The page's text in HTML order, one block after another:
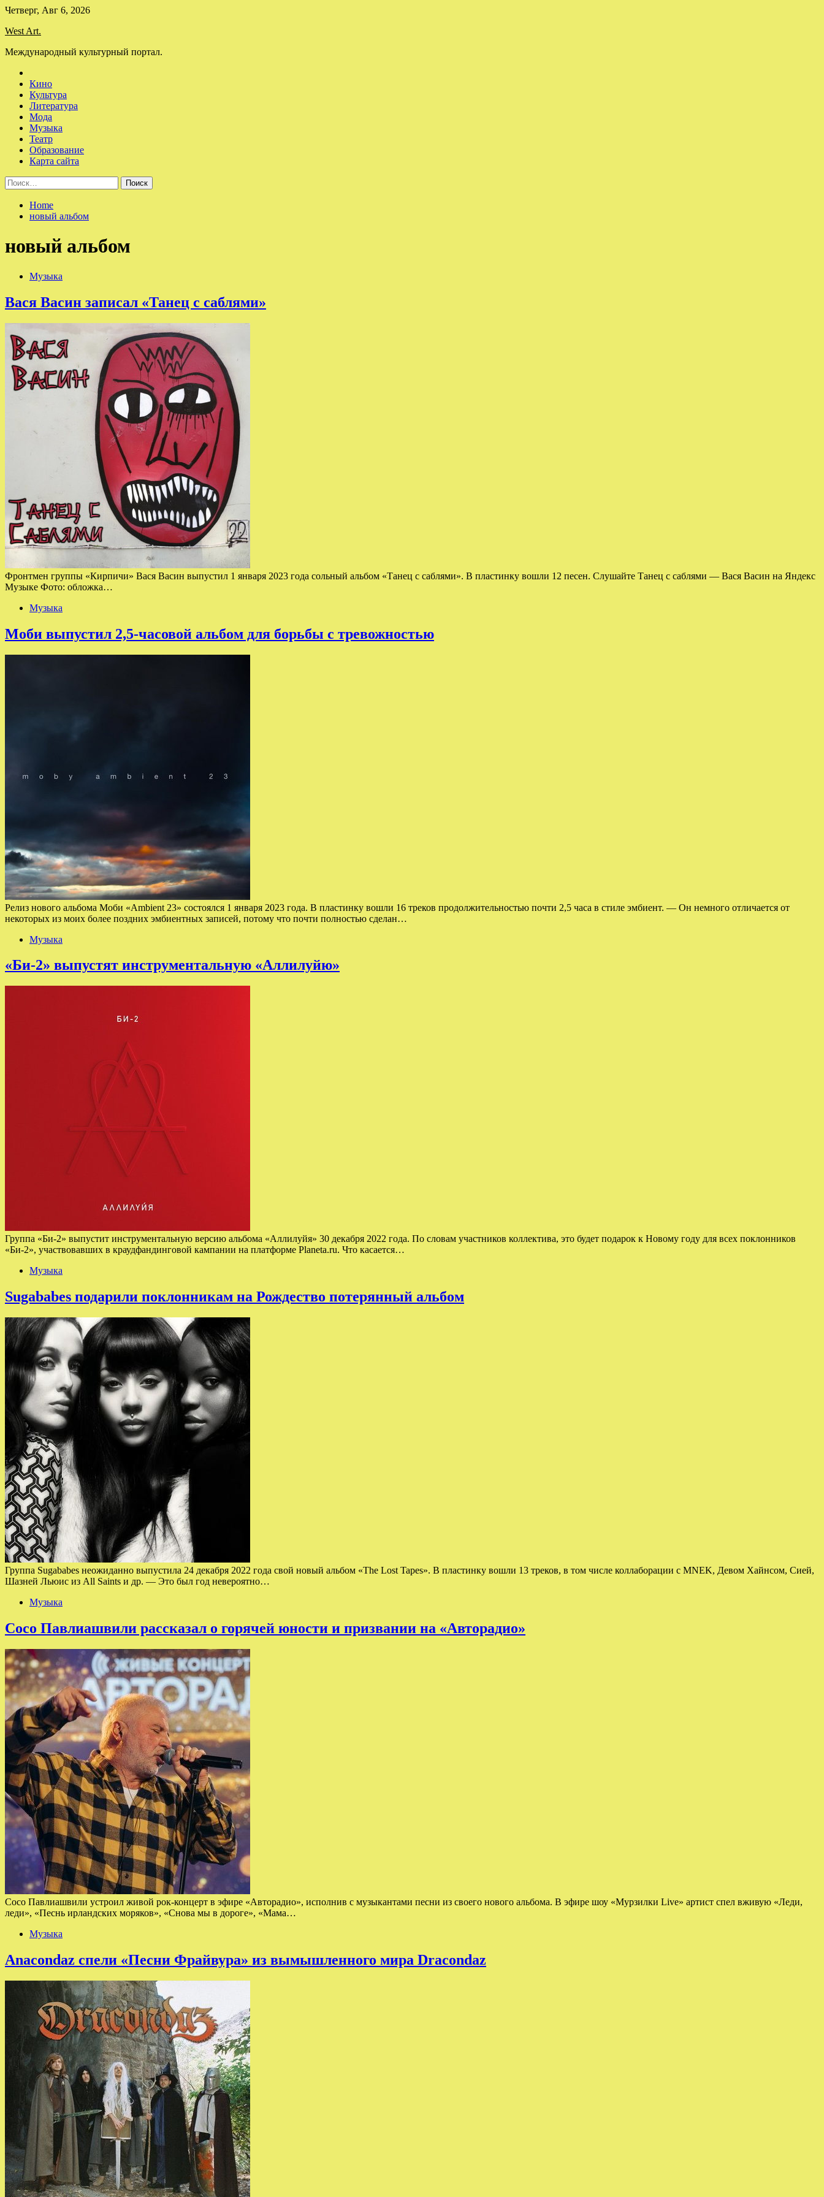
Skip
content
Четверг, Авг 6, 2026
West Art.
Международный культурный портал.
Кино
Культура
Литература
Мода
Музыка
Театр
Образование
Карта сайта
Найти:
Home
новый альбом
новый альбом
Музыка
Вася Васин записал «Танец с саблями»
Фронтмен группы «Кирпичи» Вася Васин выпустил 1 января 2023 года сольный альбом «Танец с саблями». В пластинку вошли 12 песен. Слушайте Танец с саблями — Вася Васин на Яндекс
Музыке Фото: обложка…
Музыка
Моби выпустил 2,5-часовой альбом для борьбы с тревожностью
Релиз нового альбома Моби «Ambient 23» состоялся 1 января 2023 года. В пластинку вошли 16 треков продолжительностью почти 2,5 часа в стиле эмбиент. — Он немного отличается от
некоторых из моих более поздних эмбиентных записей, потому что почти полностью сделан…
Музыка
«Би-2» выпустят инструментальную «Аллилуйю»
Группа «Би-2» выпустит инструментальную версию альбома «Аллилуйя» 30 декабря 2022 года. По словам участников коллектива, это будет подарок к Новому году для всех поклонников
«Би-2», участвовавших в краудфандинговой кампании на платформе Planeta.ru. Что касается…
Музыка
Sugababes подарили поклонникам на Рождество потерянный альбом
Группа Sugababes неожиданно выпустила 24 декабря 2022 года свой новый альбом «The Lost Tapes». В пластинку вошли 13 треков, в том числе коллаборации с MNEK, Девом Хайнсом, Сией,
Шазней Льюис из All Saints и др. — Это был год невероятно…
Музыка
Сосо Павлиашвили рассказал о горячей юности и призвании на «Авторадио»
Сосо Павлиашвили устроил живой рок-концерт в эфире «Авторадио», исполнив с музыкантами песни из своего нового альбома. В эфире шоу «Мурзилки Live» артист спел вживую «Леди,
леди», «Песнь ирландских моряков», «Снова мы в дороге», «Мама…
Музыка
Anacondaz спели «Песни Фрайвура» из вымышленного мира Dracondaz